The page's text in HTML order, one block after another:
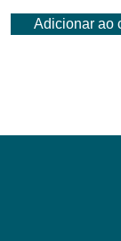
Adicionar ao